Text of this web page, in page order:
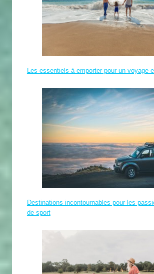
Les essentiels à emporter pour un voyage
Destinations incontournables pour les
de sport